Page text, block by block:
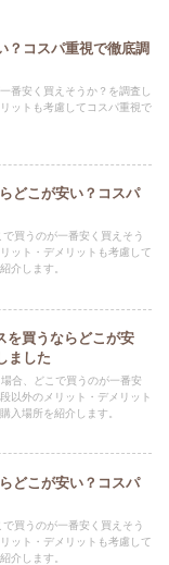
？コスパ重視で徹底調
番安く買えそうか？を調査し
ットも考慮してコスパ重視で
どこが安い？コスパ
買うのが一番安く買えそう
ット・デメリットも考慮して
介します。
を買うならどこが安
ました
合、どこで買うのが一番安
以外のメリット・デメリット
入場所を紹介します。
どこが安い？コスパ
買うのが一番安く買えそう
ット・デメリットも考慮して
介します。